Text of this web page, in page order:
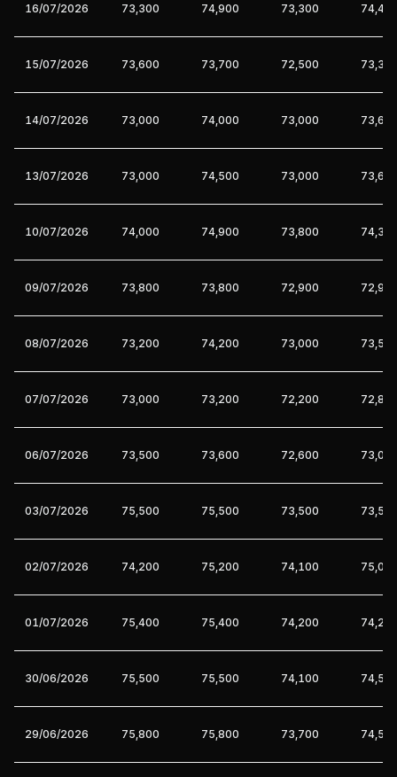
16/07/2026 73,300 74,900 73,300
15/07/2026 73,600 73,700 72,500
14/07/2026 73,000 74,000 73,000
13/07/2026 73,000 74,500 73,000
10/07/2026 74,000 74,900 73,800
09/07/2026 73,800 73,800 72,900
08/07/2026 73,200 74,200 73,000
07/07/2026 73,000 73,200 72,200
06/07/2026 73,500 73,600 72,600
03/07/2026 75,500 75,500 73,500
02/07/2026 74,200 75,200 74,100
01/07/2026 75,400 75,400 74,200
30/06/2026 75,500 75,500 74,100
29/06/2026 75,800 75,800 73,700